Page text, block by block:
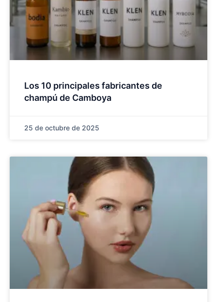
Los 10 principales fabricantes de
champú de Camboya
25 de octubre de 2025